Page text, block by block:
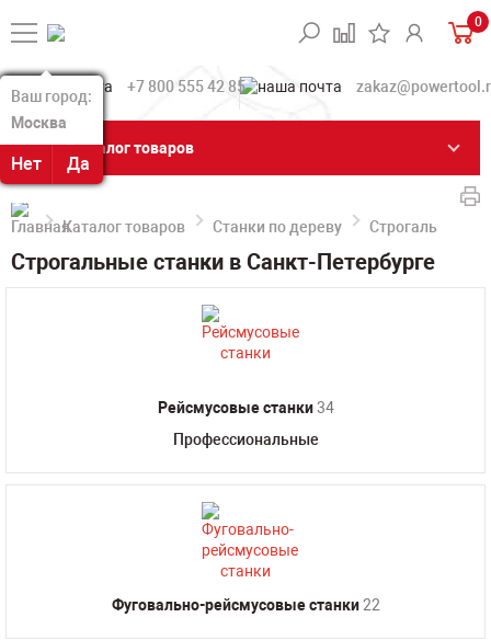
Ваш город:
Москва
Нет Да
Ваш город:
Москва
Нет Да
0
+7 800 555 42 85
Каталог товаров
Каталог товаров Станки по дереву Строгальные
Строгальные станки в Санкт-Петербурге
Рейсмусовые станки34
Профессиональные
Фуговально-рейсмусовые станки22